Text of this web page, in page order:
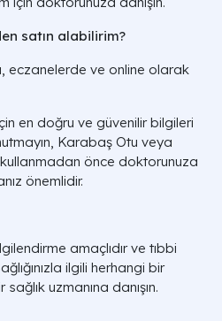
satın alabilirim?
eczanelerde ve online olarak
en doğru ve güvenilir bilgileri
Karabaş Otu veya
önce doktorunuza
önemlidir.
amaçlıdır ve tıbbi
ilgili herhangi bir
uzmanına danışın.